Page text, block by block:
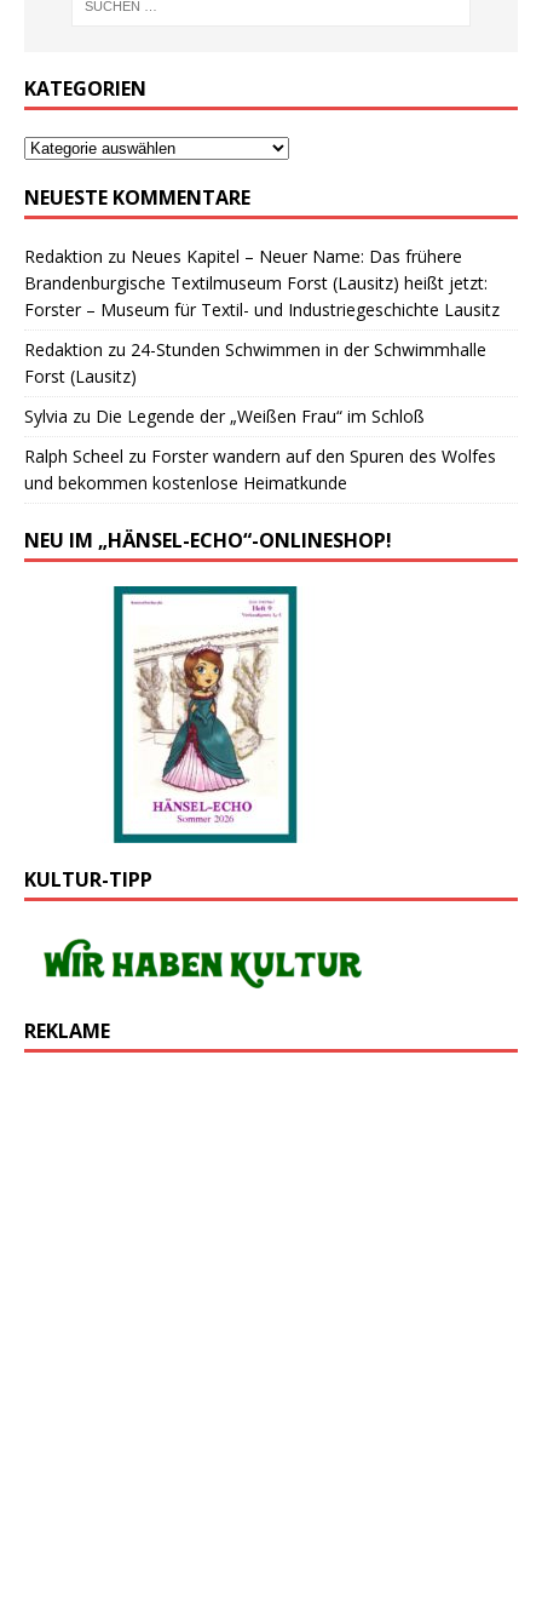
KATEGORIEN
NEUESTE KOMMENTARE
Redaktion zu Neues Kapitel – Neuer Name: Das frühere
Brandenburgische Textilmuseum Forst (Lausitz) heißt jetzt:
Forster – Museum für Textil- und Industriegeschichte Lausitz
Redaktion zu 24-Stunden Schwimmen in der Schwimmhalle
Forst (Lausitz)
Sylvia zu Die Legende der „Weißen Frau“ im Schloß
Ralph Scheel zu Forster wandern auf den Spuren des Wolfes
und bekommen kostenlose Heimatkunde
NEU IM „HÄNSEL-ECHO“-ONLINESHOP!
KULTUR-TIPP
REKLAME